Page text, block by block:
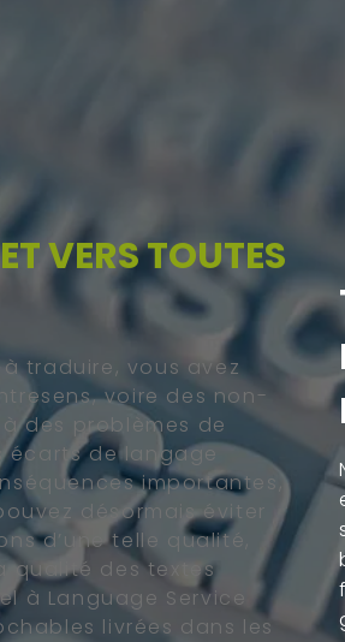
VERS TOUTES
traduire, vous avez
voire des non-
des problèmes de
de langage
importantes,
désormais éviter
d’une telle qualité,
qualité des textes
à Language Service
livrées dans les